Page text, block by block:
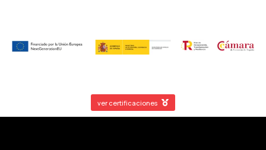
ver certificaciones